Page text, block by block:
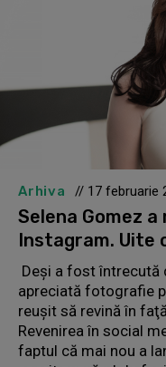
Arhiva // 17 februarie
Selena Gomez
Instagram. Uite
Deşi a fost întrecută
apreciată fotografie
reuşit să revină în
Revenirea în social
faptul că mai nou a